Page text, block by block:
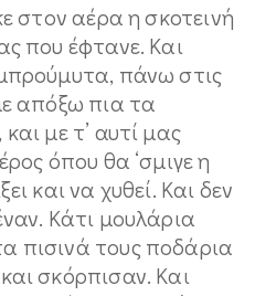
στον αέρα η σκοτεινή
που έφτανε. Και
πάνω στις
απόξω πια τα
με τ’ αυτί μας
όπου θα ‘σμιγε η
και να χυθεί. Και δεν
Κάτι μουλάρια
πισινά τους ποδάρια
σκόρπισαν. Και